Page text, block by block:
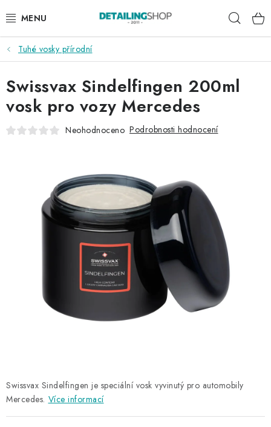
na
AKCE
NOVINKY
EXTERIÉR
PŘÍSLUŠENSTVÍ
DÁRKOVÉ SADY A POUKAZY
KONTAKTY
Věrnostní program
Všeobecné obchodní podmínky
Podmínky ochrany osobních údajů
Mapa serveru
Tuhé vosky přírodní
Swissvax Sindelfingen je speciální vosk vyvinutý pro automobily
Mercedes. Více informací
Swissvax Sindelfingen 200ml
vosk pro vozy Mercedes
Neohodnoceno Podrobnosti hodnocení